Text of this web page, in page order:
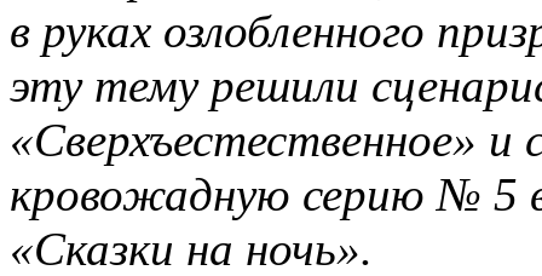
в руках озлобленного
эту тему решили
«Сверхъестественное»
кровожадную серию № 5
«Сказки на ночь».